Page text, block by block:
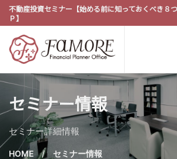
不動産投資セミナー【始める前に知っておくべき８
Ｐ】
セミナー情報
セミナー詳細情報
HOME セミナー情報